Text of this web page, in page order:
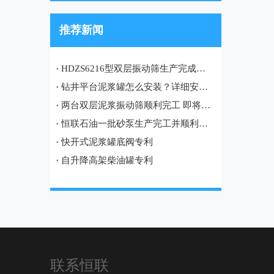
推荐新闻
HDZS6216型双层振动筛生产完成，即将发往土库曼斯坦油田项目
钻井平台泥浆罐怎么安装？详细安装流程、注意事项及现场案例
两台双层泥浆振动筛顺利完工 即将发往哈萨克斯坦油田项目
恒联石油一批砂泵生产完工并顺利发往宝鸡
快开式泥浆罐底阀专利
自升降高架柴油罐专利
联系恒联